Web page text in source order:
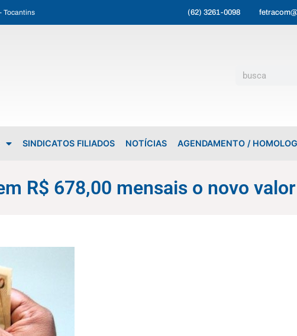
Tocantins (62) 3261-0098
SINDICATOS FILIADOS NOTÍCIAS AGENDAMENTO /
R$ 678,00 mensais o novo